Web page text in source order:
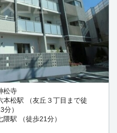
松寺
本松駅 （友丘３丁目まで徒
）
駅 （徒歩21分）